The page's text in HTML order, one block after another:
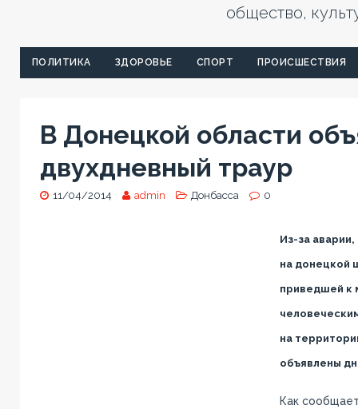
общество,
ПОЛИТИКА ЗДОРОВЬЕ СПОРТ ПРОИСШЕСТВИЯ
В Донецкой области
двухдневный траур
11/04/2014 admin Донбасса 0
Из-за
на донецкой
приведшей к
на
объявлены
Как